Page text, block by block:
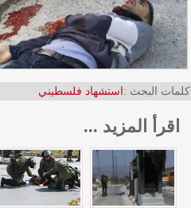
كلمات البحث : استشهاد فلسطيني
اقرأ المزيد ...